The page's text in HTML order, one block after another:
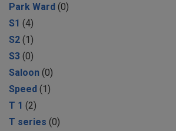
Park Ward (0)
S1 (4)
S2 (1)
S3 (0)
Saloon (0)
Speed (1)
T 1 (2)
T series (0)